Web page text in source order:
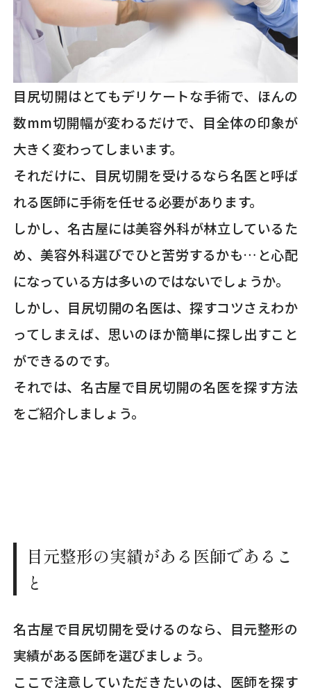
目尻切開はとてもデリケートな手術で、ほんの
数mm切開幅が変わるだけで、目全体の印象が
大きく変わってしまいます。
それだけに、目尻切開を受けるなら名医と呼ば
れる医師に手術を任せる必要があります。
しかし、名古屋には美容外科が林立しているた
め、美容外科選びでひと苦労するかも…と心配
になっている方は多いのではないでしょうか。
しかし、目尻切開の名医は、探すコツさえわか
ってしまえば、思いのほか簡単に探し出すこと
ができるのです。
それでは、名古屋で目尻切開の名医を探す方法
をご紹介しましょう。
目元整形の実績がある医師であるこ
と
名古屋で目尻切開を受けるのなら、目元整形の
実績がある医師を選びましょう。
ここで注意していただきたいのは、医師を探す